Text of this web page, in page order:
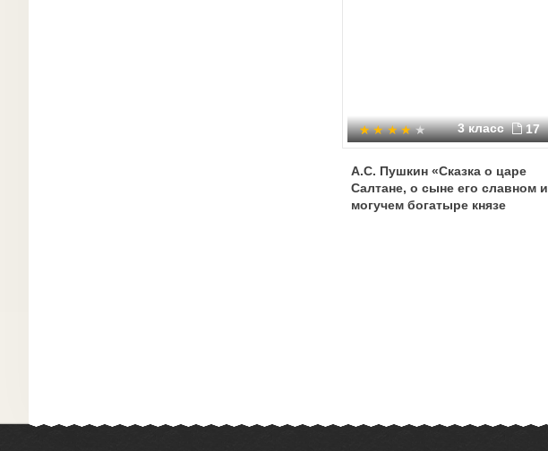
3 класс 17
А.С. Пушкин «Сказка о царе
Салтане, о сыне его славном и
могучем богатыре князе